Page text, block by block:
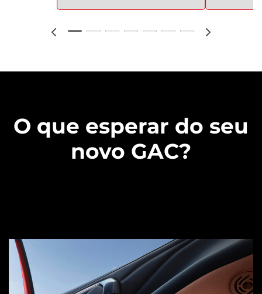
O que esperar do seu
novo GAC?